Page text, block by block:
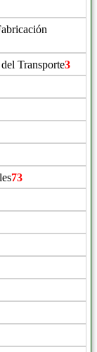
Transporte3
73